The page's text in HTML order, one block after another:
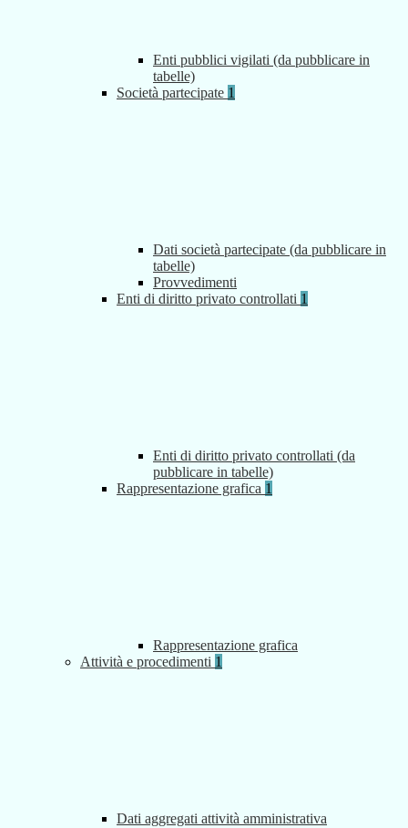
Enti pubblici vigilati (da pubblicare in
tabelle)
Società partecipate 1
Dati società partecipate (da pubblicare in
tabelle)
Provvedimenti
Enti di diritto privato controllati 1
Enti di diritto privato controllati (da
pubblicare in tabelle)
Rappresentazione grafica 1
Rappresentazione grafica
Attività e procedimenti 1
Dati aggregati attività amministrativa